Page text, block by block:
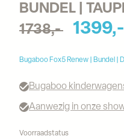
BUNDEL |
1738,-
1399,-
Bugaboo Fox5 Renew | Bundel |
Bugaboo
Aanwezig in onze
Voorraadstatus